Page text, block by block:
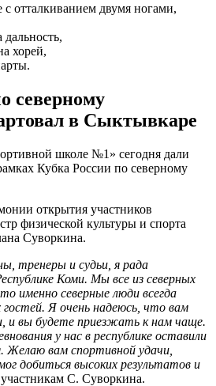
отталкиванием двумя ногами,
хорей,
северному
в Сыктывкаре
школе №1» сегодня дали
Кубка России по северному
открытия участников
физической культуры и спорта
Суворкина.
тренеры и судьи, я рада
Коми. Мы все из северных
именно северные люди всегда
Я очень надеюсь, что вам
и вы будете приезжать к нам чаще.
у нас в республике оставили
Желаю вам спортивной удачи,
добиться высоких результатов и
С. Суворкина.